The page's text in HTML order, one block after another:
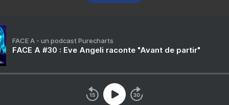
FACE A - un podcast Purecharts
FACE A #30 : Eve Angeli raconte "Avant de partir"